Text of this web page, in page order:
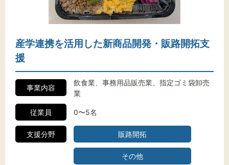
産学連携を活用した新商品開発・販路開拓支
援
事業内容
飲食業、事務用品販売業、指定ゴミ袋卸売
業
従業員 0〜5名
支援分野 販路開拓
その他